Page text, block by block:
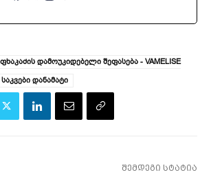
დამოუკიდებელი შეფასება - VAMELISE
დანამატი
შემდეგი სტატია